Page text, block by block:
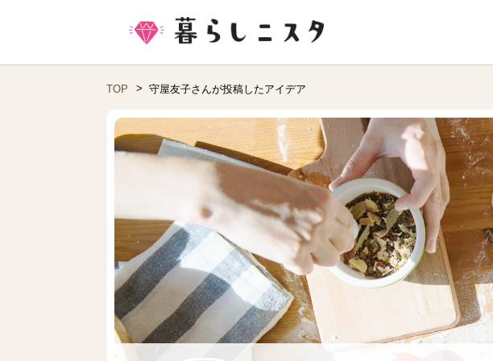
TOP 守屋友子さんが投稿したアイデア